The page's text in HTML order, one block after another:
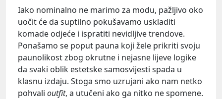
Iako nominalno ne marimo za modu, pažljivo oko
uočit će da suptilno pokušavamo uskladiti
komade odjeće i ispratiti nevidljive trendove.
Ponašamo se poput pauna koji žele prikriti svoju
paunolikost zbog okrutne i nejasne lijeve logike
da svaki oblik estetske samosvijesti spada u
klasnu izdaju. Stoga smo uzrujani ako nam netko
pohvali outfit, a utučeni ako ga nitko ne spomene.